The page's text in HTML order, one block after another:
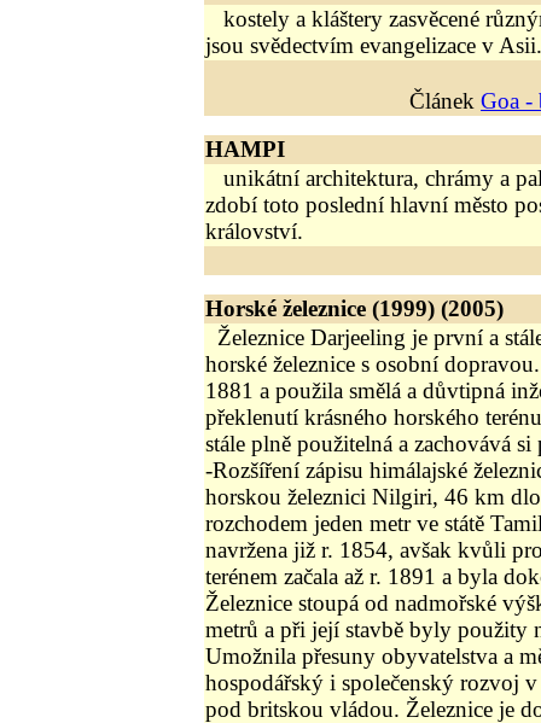
kostely a kláštery zasvěcené
jsou svědectvím evangelizace v Asii.
Článek Goa -
HAMPI
unikátní architektura, chrámy a
zdobí toto poslední hlavní město
království.
Horské železnice (1999) (2005)
Železnice Darjeeling je první a
horské železnice s osobní
1881 a použila smělá a důvtipná
překlenutí krásného horského
stále plně použitelná a zachovává
-Rozšíření zápisu himálajské
horskou železnici Nilgiri, 46 km
rozchodem jeden metr ve státě
navržena již r. 1854, avšak kvůli
terénem začala až r. 1891 a byla
Železnice stoupá od nadmořské
metrů a při její stavbě byly použity
Umožnila přesuny obyvatelstva a
hospodářský i společenský rozvoj
pod britskou vládou. Železnice je